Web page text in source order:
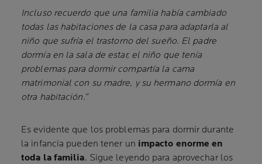
Incluso recuerdo que una familia había cambiado
todas las habitaciones de la casa para adaptarla al
niño que sufría el trastorno del sueño. El padre
dormía en la sala de estar, el niño que tenía
problemas para dormir compartía la cama
matrimonial con su madre, y su hermano dormía en
otra habitación.”
Es evidente que los problemas para dormir durante
la infancia pueden tener un impacto enorme en
toda la familia. Sigue leyendo para aprovechar los